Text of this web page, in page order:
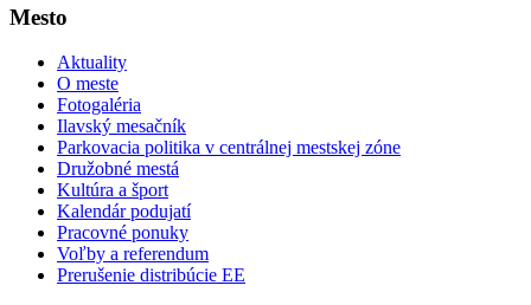
Mesto
Aktuality
O meste
Fotogaléria
Ilavský mesačník
Parkovacia politika v centrálnej mestskej zóne
Družobné mestá
Kultúra a šport
Kalendár podujatí
Pracovné ponuky
Voľby a referendum
Prerušenie distribúcie EE